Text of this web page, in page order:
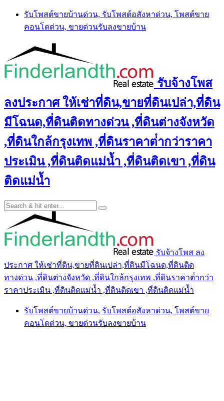
Skip
content
รับโพสต์ขายบ้านด่วน, รับโพสต์อสังหาด่วน, โพสต์ขาย
คอนโดด่วน, ขายด่วนรับลงขายบ้าน
รับจ้างโพส
ลงประกาศ ให้เช่าที่ดิน,ขายที่ดินเปล่า,ที่ดิน
มีโฉนด,ที่ดินติดทางด่วน ,ที่ดินต่างจังหวัด
,ที่ดินใกล้กรุงเทพ ,ที่ดินราคาต่ํากว่าราคา
ประเมิน ,ที่ดินติดแม่น้ำ ,ที่ดินติดเขา ,ที่ดิน
ติดแม่น้ำ
รับจ้างโพส ลง
ประกาศ ให้เช่าที่ดิน,ขายที่ดินเปล่า,ที่ดินมีโฉนด,ที่ดินติด
ทางด่วน ,ที่ดินต่างจังหวัด ,ที่ดินใกล้กรุงเทพ ,ที่ดินราคาต่ํากว่า
ราคาประเมิน ,ที่ดินติดแม่น้ำ ,ที่ดินติดเขา ,ที่ดินติดแม่น้ำ
รับโพสต์ขายบ้านด่วน, รับโพสต์อสังหาด่วน, โพสต์ขาย
คอนโดด่วน, ขายด่วนรับลงขายบ้าน